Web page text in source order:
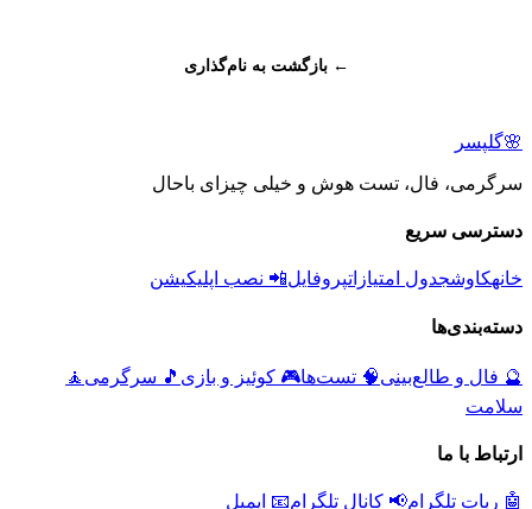
← بازگشت به نام‌گذاری
🌸گلپسر
سرگرمی، فال، تست هوش و خیلی چیزای باحال
دسترسی سریع
خانهکاوشجدول امتیازاتپروفایل📲 نصب اپلیکیشن
دسته‌بندی‌ها
🔮 فال و طالع‌بینی🧠 تست‌ها🎮 کوئیز و بازی 🎵 سرگرمی 🧘
سلامت
ارتباط با ما
🤖 ربات تلگرام📢 کانال تلگرام📧 ایمیل